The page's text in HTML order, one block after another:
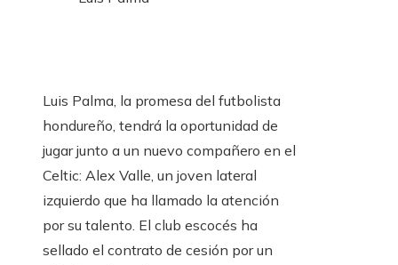
Luis Palma, la promesa del futbolista
hondureño, tendrá la oportunidad de
jugar junto a un nuevo compañero en el
Celtic: Alex Valle, un joven lateral
izquierdo que ha llamado la atención
por su talento. El club escocés ha
sellado el contrato de cesión por un